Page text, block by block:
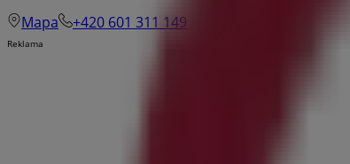
Mapa
+420 601 311 149
Reklama